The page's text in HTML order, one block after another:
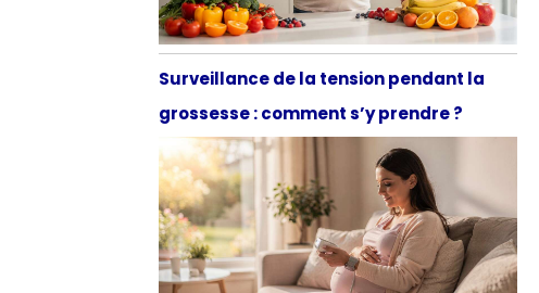
Surveillance de la tension pendant la
grossesse : comment s’y prendre ?